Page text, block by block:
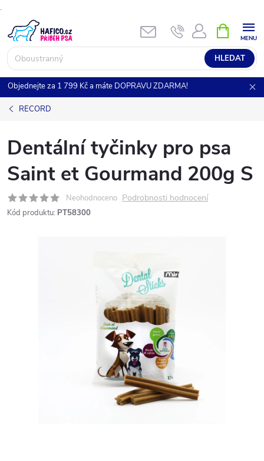
.
na
obsah
HLEDAT
NÁKUPNÍ
KOŠÍK
Objednejte za 1 799 Kč a máte DOPRAVU ZDARMA!
RECORD
Dentální tyčinky pro psa
Saint et Gourmand 200g S
Neohodnoceno Podrobnosti hodnocení
Kód produktu: PT58300